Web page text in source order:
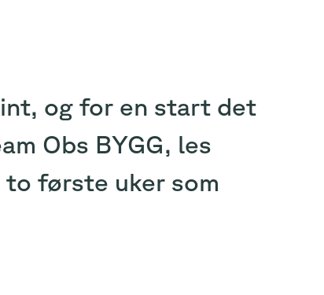
og for en start det
Obs BYGG, les
første uker som